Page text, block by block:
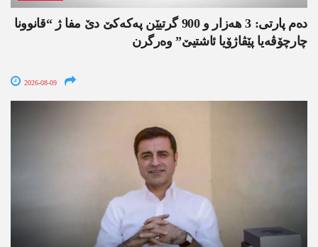
دەم پارتی: 3 ھەزار و 900 گرتیێن پەکەکێ دێ مفا ژ “قانوونا
چارچۆڤەیا پێڤاژۆیا ئاشتیێ” وەرگرن
2026-08-09